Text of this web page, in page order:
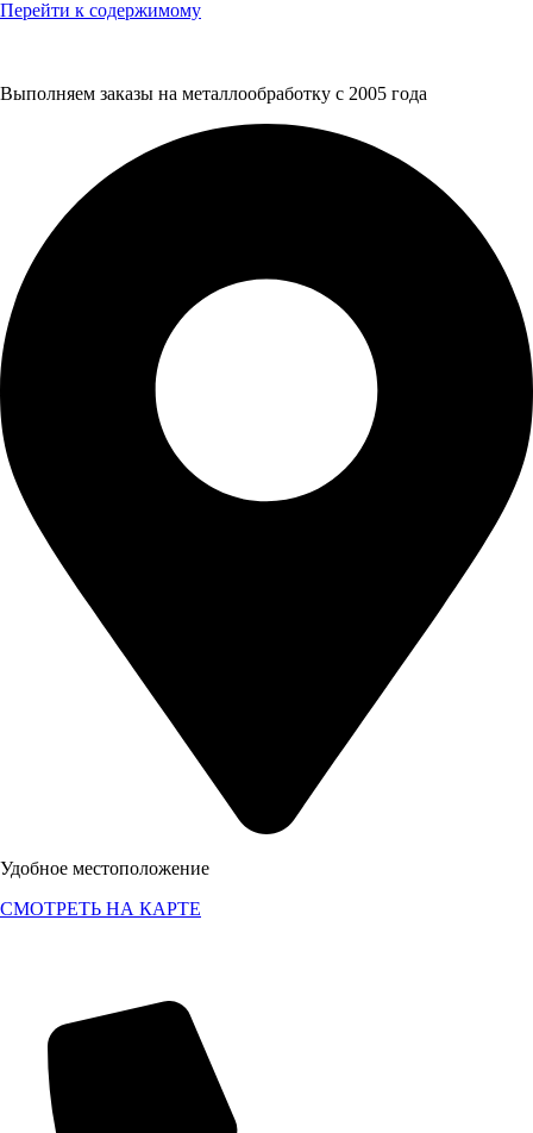
Перейти к содержимому
Выполняем заказы на металлообработку с 2005 года
Удобное местоположение
СМОТРЕТЬ НА КАРТЕ